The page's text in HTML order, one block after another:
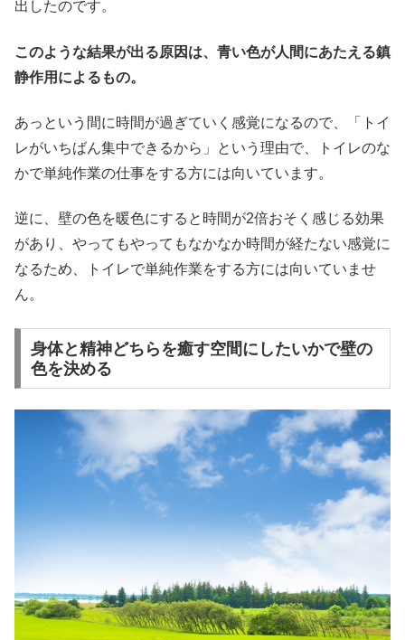
出したのです。
このような結果が出る原因は、青い色が人間にあたえる鎮
静作用によるもの。
あっという間に時間が過ぎていく感覚になるので、「トイ
レがいちばん集中できるから」という理由で、トイレのな
かで単純作業の仕事をする方には向いています。
逆に、壁の色を暖色にすると時間が2倍おそく感じる効果
があり、やってもやってもなかなか時間が経たない感覚に
なるため、トイレで単純作業をする方には向いていませ
ん。
身体と精神どちらを癒す空間にしたいかで壁の
色を決める